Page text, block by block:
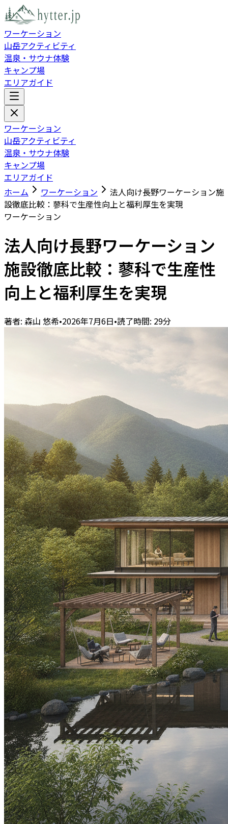
ワーケーション
山岳アクティビティ
温泉・サウナ体験
キャンプ場
エリアガイド
ワーケーション
山岳アクティビティ
温泉・サウナ体験
キャンプ場
エリアガイド
ホーム
ワーケーション
法人向け長野ワーケーション施
設徹底比較：蓼科で生産性向上と福利厚生を実現
ワーケーション
法人向け長野ワーケーション
施設徹底比較：蓼科で生産性
向上と福利厚生を実現
著者: 森山 悠希•2026年7月6日•読了時間: 29分